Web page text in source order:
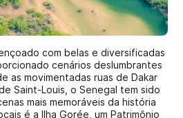
com belas e diversificadas
cenários deslumbrantes
as movimentadas ruas de Dakar
Saint-Louis, o Senegal tem sido
mais memoráveis da história
é a Ilha Gorée, um Patrimônio